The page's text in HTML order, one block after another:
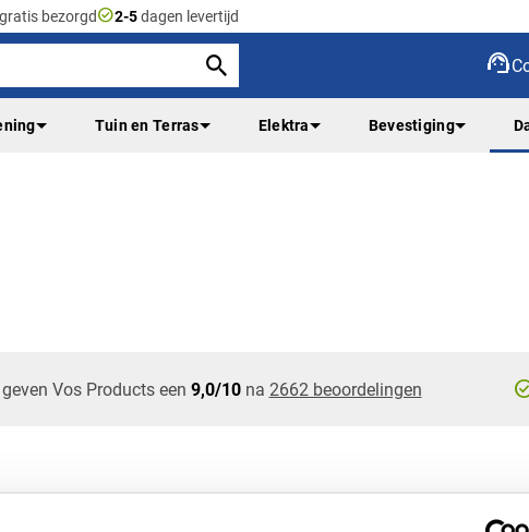
bezorgdcheck_circle2-5dagen levertijd
support_agent
Tuin en Terras Elektra Bevestiging
Vos Products een 9,0/10na 2662 beoordelingen